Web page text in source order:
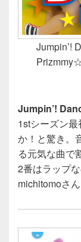
Jumpin’!
Jumpin’!
1stシーズン
か！と驚き。
る元気な曲で
2番はラップ
michitomoさ